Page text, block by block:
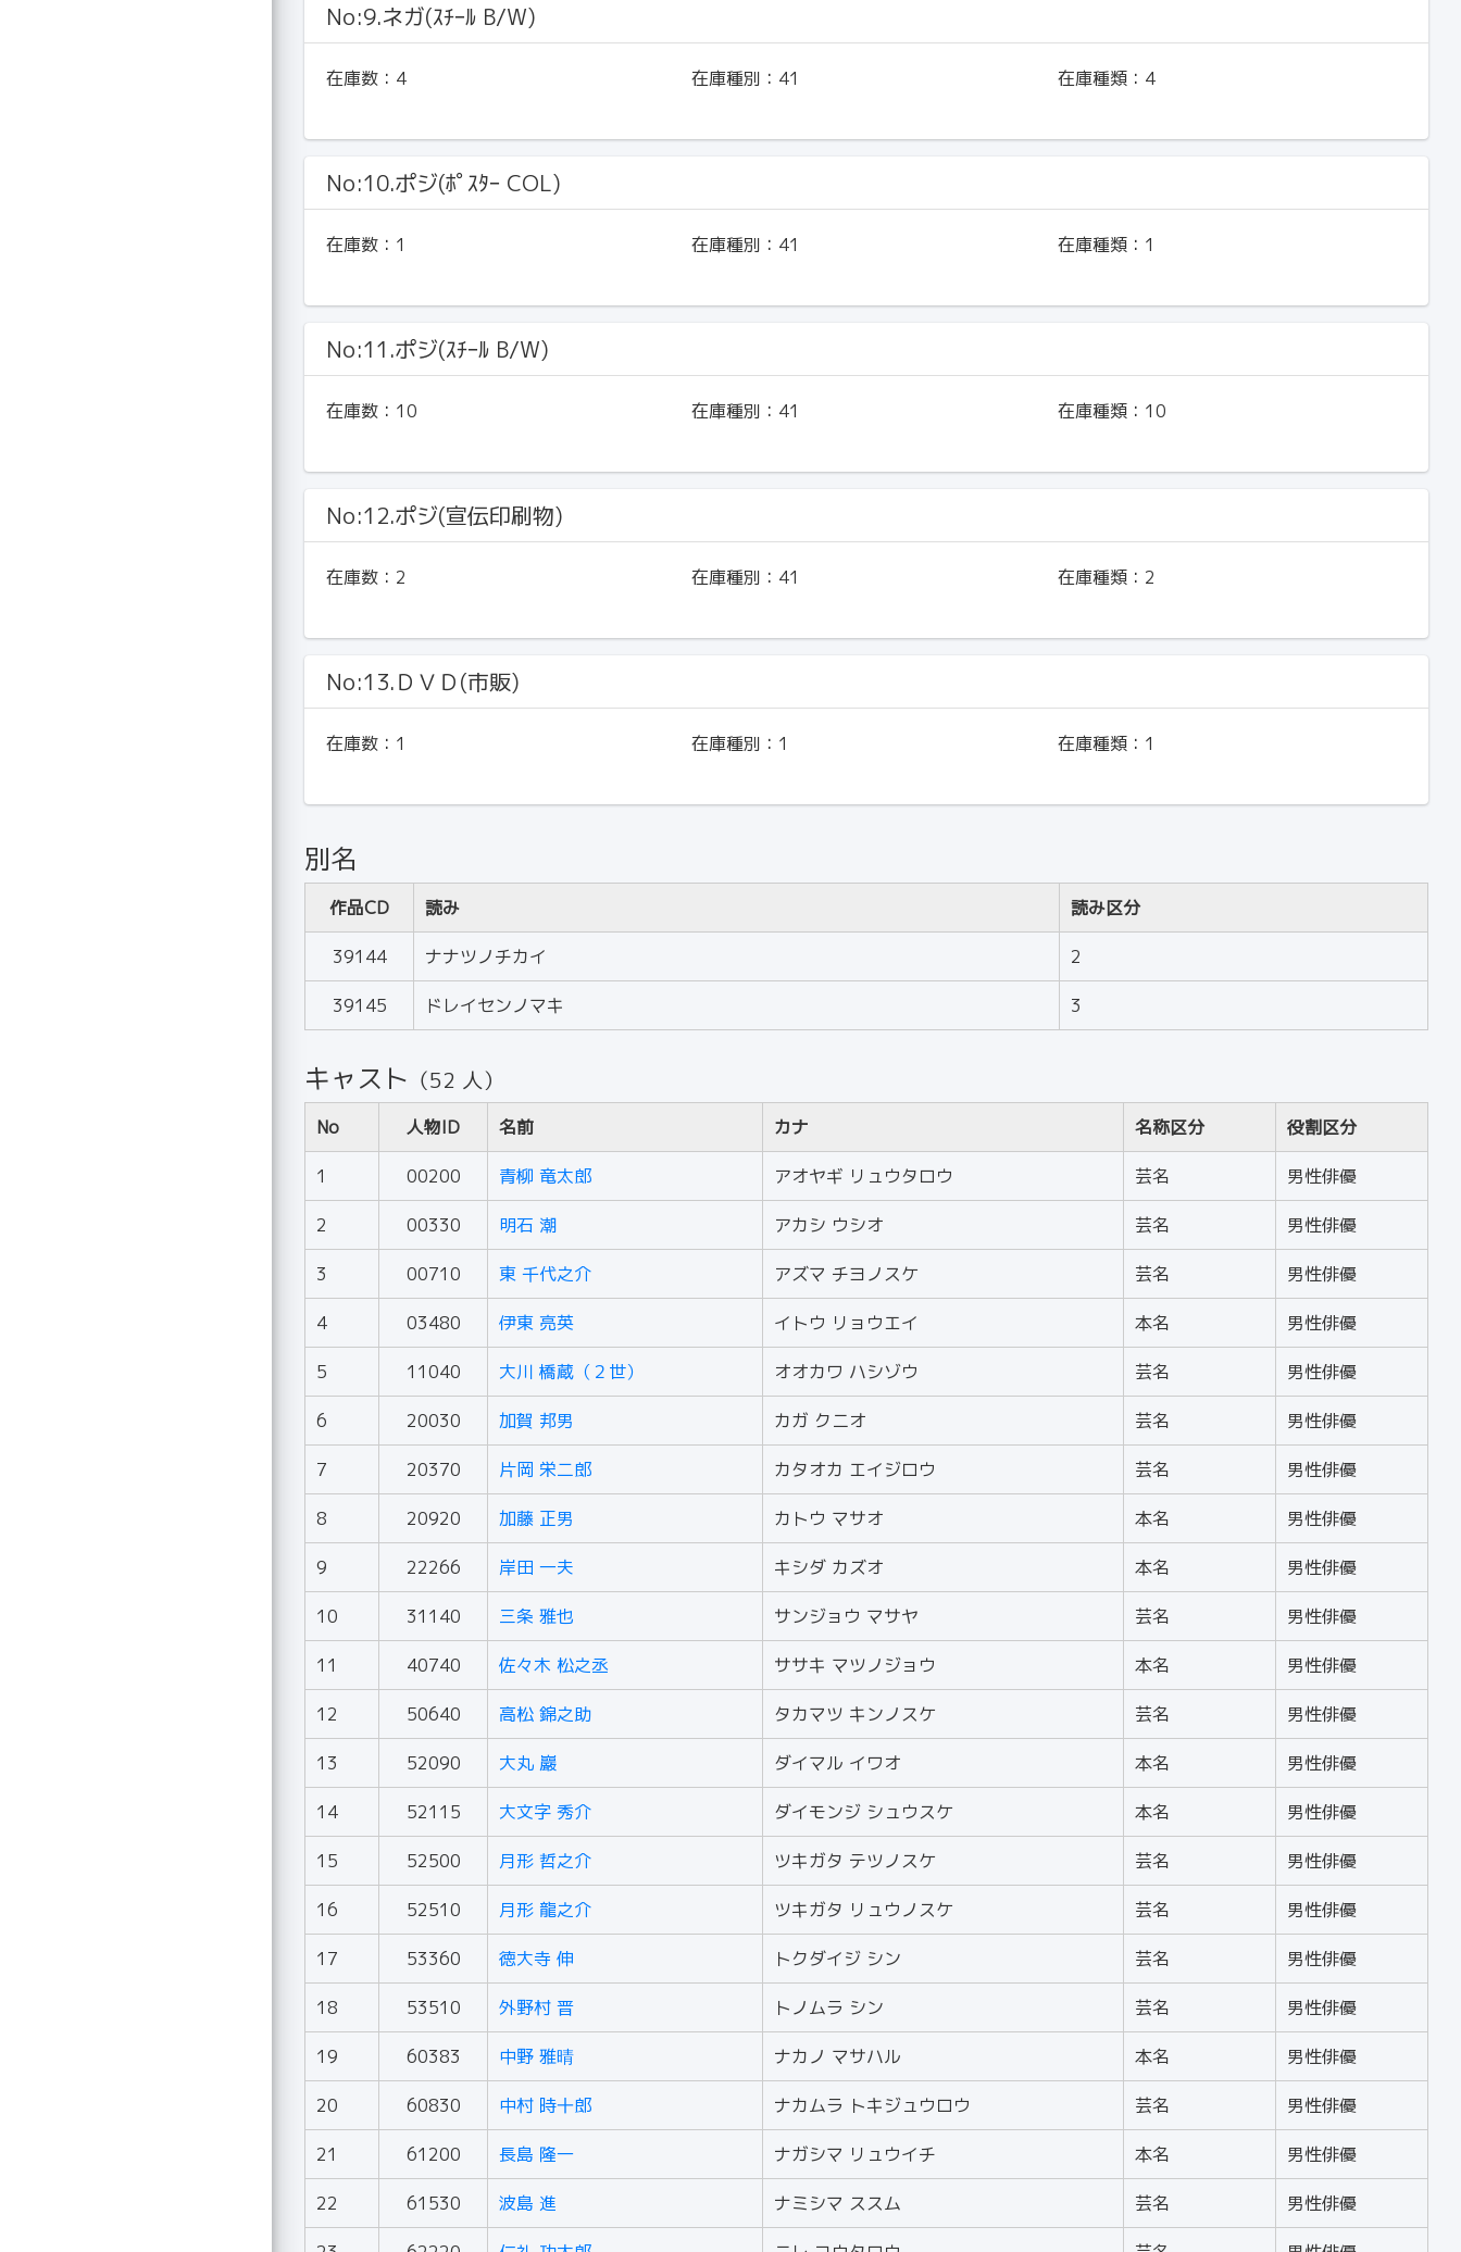
No:9.ネガ(ｽﾁｰﾙ B/W)
在庫数： 4 在庫種別： 41 在庫種類： 4
No:10.ポジ(ﾎﾟｽﾀｰ COL)
在庫数： 1 在庫種別： 41 在庫種類： 1
No:11.ポジ(ｽﾁｰﾙ B/W)
在庫数： 10 在庫種別： 41 在庫種類： 10
No:12.ポジ(宣伝印刷物)
在庫数： 2 在庫種別： 41 在庫種類： 2
No:13.ＤＶＤ(市販)
在庫数： 1 在庫種別： 1 在庫種類： 1
別名
作品CD 読み 読み区分
39144 ナナツノチカイ 2
39145 ドレイセンノマキ 3
キャスト （52 人）
No 人物ID 名前 カナ 名称区分 役割区分
1 00200 青柳 竜太郎 アオヤギ リュウタロウ 芸名 男性俳優
2 00330 明石 潮 アカシ ウシオ 芸名 男性俳優
3 00710 東 千代之介 アズマ チヨノスケ 芸名 男性俳優
4 03480 伊東 亮英 イトウ リョウエイ 本名 男性俳優
5 11040 大川 橋蔵（２世） オオカワ ハシゾウ 芸名 男性俳優
6 20030 加賀 邦男 カガ クニオ 芸名 男性俳優
7 20370 片岡 栄二郎 カタオカ エイジロウ 芸名 男性俳優
8 20920 加藤 正男 カトウ マサオ 本名 男性俳優
9 22266 岸田 一夫 キシダ カズオ 本名 男性俳優
10 31140 三条 雅也 サンジョウ マサヤ 芸名 男性俳優
11 40740 佐々木 松之丞 ササキ マツノジョウ 本名 男性俳優
12 50640 高松 錦之助 タカマツ キンノスケ 芸名 男性俳優
13 52090 大丸 巖 ダイマル イワオ 本名 男性俳優
14 52115 大文字 秀介 ダイモンジ シュウスケ 本名 男性俳優
15 52500 月形 哲之介 ツキガタ テツノスケ 芸名 男性俳優
16 52510 月形 龍之介 ツキガタ リュウノスケ 芸名 男性俳優
17 53360 徳大寺 伸 トクダイジ シン 芸名 男性俳優
18 53510 外野村 晋 トノムラ シン 芸名 男性俳優
19 60383 中野 雅晴 ナカノ マサハル 本名 男性俳優
20 60830 中村 時十郎 ナカムラ トキジュウロウ 芸名 男性俳優
21 61200 長島 隆一 ナガシマ リュウイチ 本名 男性俳優
22 61530 波島 進 ナミシマ ススム 芸名 男性俳優